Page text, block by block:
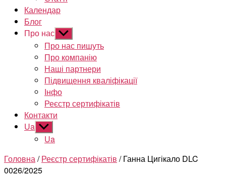
Календар
Блог
Про нас Показати
підменю
Про нас пишуть
Про компанію
Наші партнери
Підвищення кваліфікації
Інфо
Реєстр сертифікатів
Контакти
Ua Показати
підменю
Ua
Головна/Реєстр сертифікатів / Ганна Цигікало DLC
0026/2025